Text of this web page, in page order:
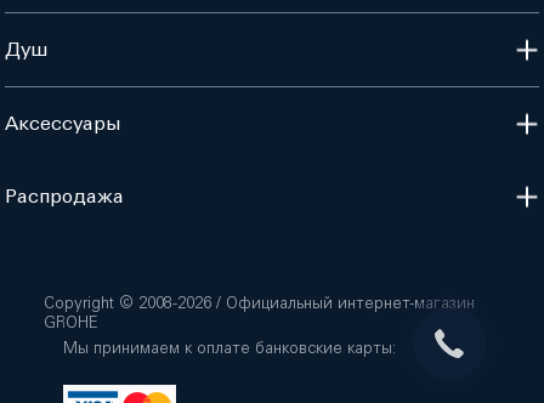
Душ
Аксессуары
Распродажа
Copyright © 2008-2026 / Официальный интернет-магазин
GROHE
Мы принимаем к оплате банковские карты: